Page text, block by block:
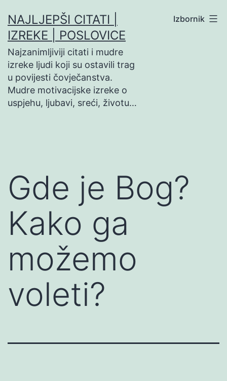
na
sadržaj
NAJLJEPŠI CITATI |
IZREKE | POSLOVICE
Najzanimljiviji citati i mudre
izreke ljudi koji su ostavili trag
u povijesti čovječanstva.
Mudre motivacijske izreke o
uspjehu, ljubavi, sreći, životu…
Izbornik
Gde je Bog?
Kako ga
možemo
voleti?